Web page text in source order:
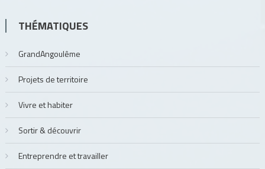
THÉMATIQUES
GrandAngoulême
Projets de territoire
Vivre et habiter
Sortir & découvrir
Entreprendre et travailler